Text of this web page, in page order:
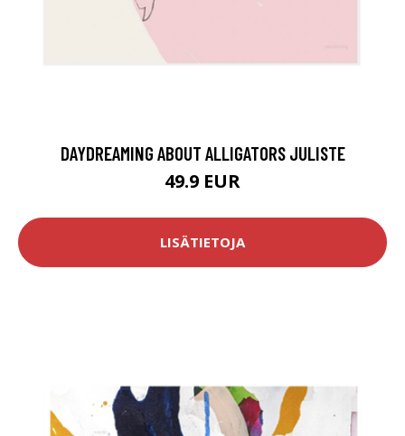
DAYDREAMING ABOUT ALLIGATORS JULISTE
49.9 EUR
LISÄTIETOJA